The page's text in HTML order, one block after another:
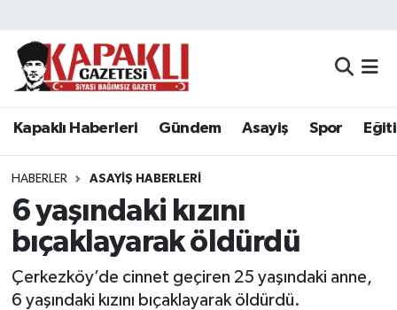
Kapaklı Haberleri Gündem Asayiş Spor
HABERLER ASAYIŞ HABERLERI
6 yaşındaki kızını
bıçaklayarak öldürdü
Çerkezköy’de cinnet geçiren 25 yaşındaki anne,
6 yaşındaki kızını bıçaklayarak öldürdü.
Kapaklı Haberleri
Asayiş
Spor
Eğitim
Siyaset
Tekirdağ Nöbetçi Eczaneler
Tekirdağ Namaz Vakitleri
Tekirdağ Trafik Yoğunluk Haritası
Süper Lig Puan Durumu ve Fikstür
Tüm Manşetler